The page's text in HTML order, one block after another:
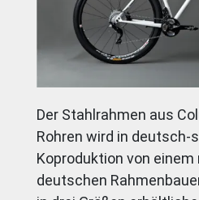
Der Stahlrahmen aus
Rohren wird in deutsch-
Koproduktion von
deutschen